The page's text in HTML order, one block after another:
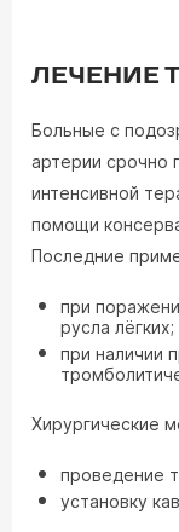
ЛЕЧЕНИЕ
Больные с
артерии срочно
интенсивной
помощи
Последние
при
русла лёгких;
при наличии
Хирургические
проведение
установку